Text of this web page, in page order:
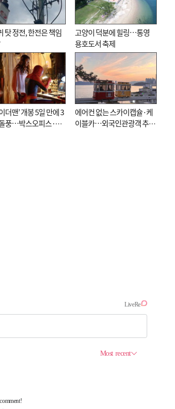
탓 정전, 한전은 책임
고양이 덕분에 힐링…통영
용호도서 축제
더맨’ 개봉 5일 만에 3
풍…박스오피스·예
에어컨 없는 스카이캡슐·케
이블카…외국인관광객 추억